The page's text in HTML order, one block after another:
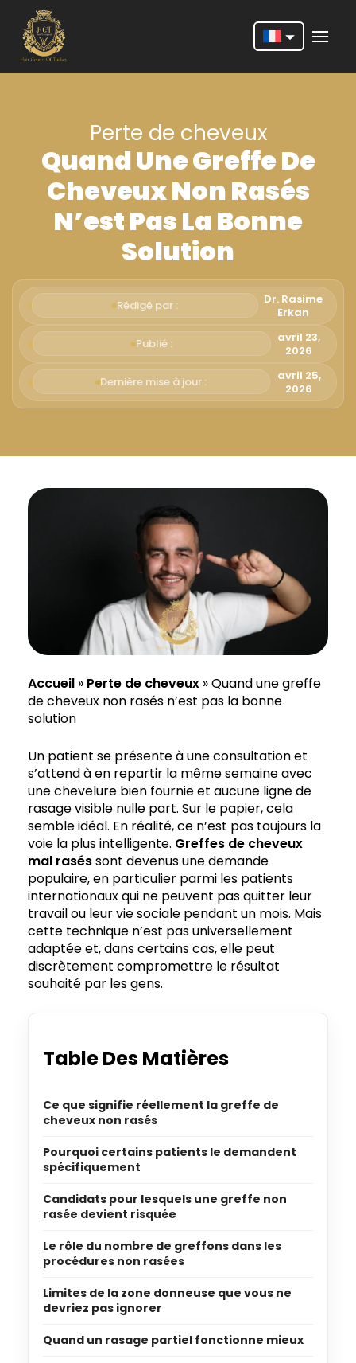
Français
Deutsch
Português
Español
Italiano
Русский
Български
Perte de cheveux
Quand Une Greffe De
Cheveux Non Rasés
N’est Pas La Bonne
Solution
Rédigé par :
Dr. Rasime
Erkan
Publié :
avril 23,
2026
Dernière mise à jour :
avril 25,
2026
Accueil » Perte de cheveux »Quand une greffe
de cheveux non rasés n’est pas la bonne
solution
Un patient se présente à une consultation et
s’attend à en repartir la même semaine avec
une chevelure bien fournie et aucune ligne de
rasage visible nulle part. Sur le papier, cela
semble idéal. En réalité, ce n’est pas toujours la
voie la plus intelligente. Greffes de cheveux
mal raséssont devenus une demande
populaire, en particulier parmi les patients
internationaux qui ne peuvent pas quitter leur
travail ou leur vie sociale pendant un mois. Mais
cette technique n’est pas universellement
adaptée et, dans certains cas, elle peut
discrètement compromettre le résultat
souhaité par les gens.
Table Des Matières
Ce que signifie réellement la greffe de
cheveux non rasés
Pourquoi certains patients le demandent
spécifiquement
Candidats pour lesquels une greffe non
rasée devient risquée
Le rôle du nombre de greffons dans les
procédures non rasées
Limites de la zone donneuse que vous ne
devriez pas ignorer
Quand un rasage partiel fonctionne mieux